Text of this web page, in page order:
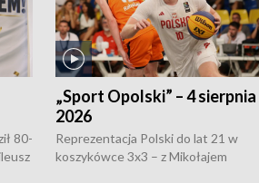
80-
„Sport Opolski” – 4 sierpnia
2026
Reprezentacja Polski do lat 21 w
koszykówce 3x3 – z Mikołajem